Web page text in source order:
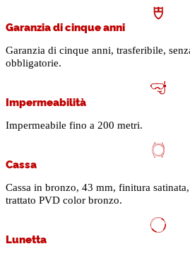
Garanzia di cinque anni
Garanzia di cinque anni, trasferibile,
obbligatorie.
Impermeabilità
Impermeabile fino a 200 metri.
Cassa
Cassa in bronzo, 43 mm, finitura
trattato PVD color bronzo.
Lunetta